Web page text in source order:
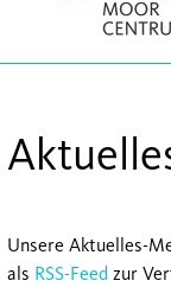
Unsere Aktuelles-
als RSS-Feed zur